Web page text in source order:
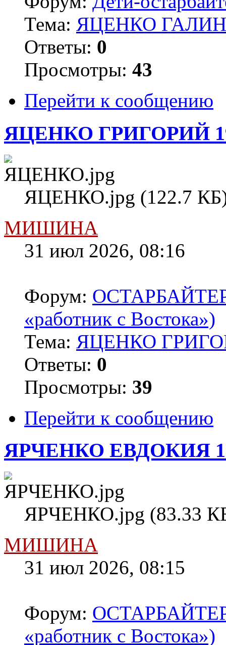
Тема: ЯЦЕНКО
Ответы: 0
Просмотры: 43
Перейти к сообщению
ЯЦЕНКО ГРИГОРИЙ
ЯЦЕНКО.jpg (122.7
МИШИНА
31 июл 2026, 08:16
Форум:
«работник с Востока»)
Тема: ЯЦЕНКО
Ответы: 0
Просмотры: 39
Перейти к сообщению
ЯРЧЕНКО ЕВДОКИЯ
ЯРЧЕНКО.jpg (83.33
МИШИНА
31 июл 2026, 08:15
Форум:
«работник с Востока»)